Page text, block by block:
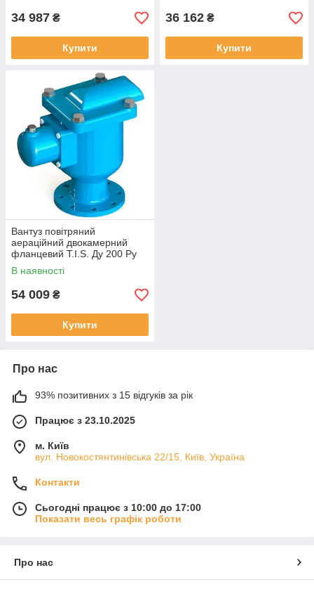
34 987 ₴
Купити
36 162 ₴
Купити
Вантуз повітряний
аераційний двокамерний
фланцевий T.I.S. Ду 200 Ру
16
В наявності
54 009 ₴
Купити
Про нас
93% позитивних з 15 відгуків за рік
Працює з 23.10.2025
м. Київ
вул. Новокостянтинівська 22/15, Київ, Україна
Контакти
Сьогодні працює з 10:00 до 17:00
Показати весь графік роботи
Про нас